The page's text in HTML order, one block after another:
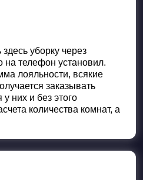
уборку через
телефон установил.
лояльности, всякие
заказывать
у них и без этого
количества комнат, а